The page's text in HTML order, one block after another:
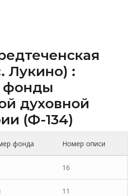
Лукино) :
фонды
духовной
(Ф-134)
фонда Номер описи
16
11